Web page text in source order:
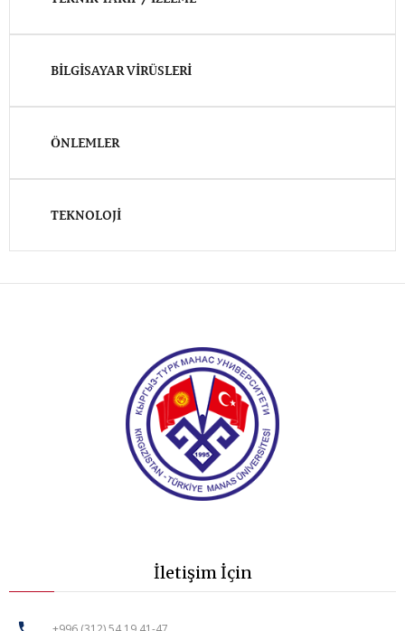
BILGISAYAR VIRÜSLERI
ÖNLEMLER
TEKNOLOJI
İletişim İçin